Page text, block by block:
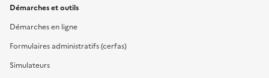
Démarches et outils
Démarches en ligne
Formulaires administratifs (cerfas)
Simulateurs